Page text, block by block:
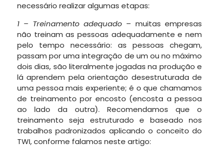
necessário realizar algumas etapas:
1 – Treinamento adequado – muitas empresas
não treinam as pessoas adequadamente e nem
pelo tempo necessário: as pessoas chegam,
passam por uma integração de um ou no máximo
dois dias, são literalmente jogadas na produção e
lá aprendem pela orientação desestruturada de
uma pessoa mais experiente; é o que chamamos
de treinamento por encosto (encosta a pessoa
ao lado da outra). Recomendamos que o
treinamento seja estruturado e baseado nos
trabalhos padronizados aplicando o conceito do
TWI, conforme falamos neste artigo: